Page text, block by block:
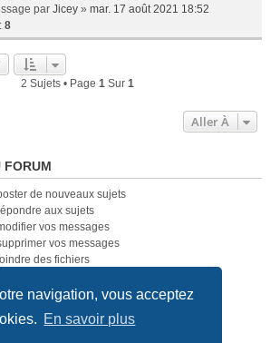
navigation, vous acceptez
En savoir plus
par Jicey » mar. 17 août 2021 18:52
8
2 Sujets • Page 1Sur 1
Aller À
FORUM
de nouveaux sujets
aux sujets
vos messages
vos messages
des fichiers
Nous contacter